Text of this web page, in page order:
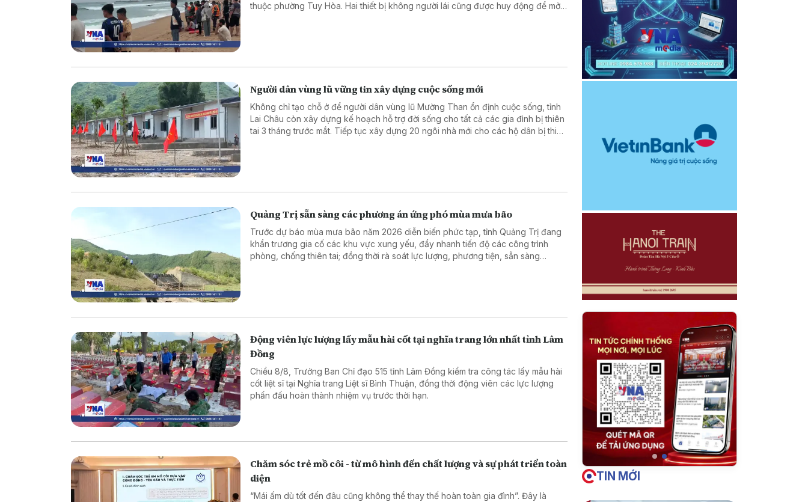
thuộc phường Tuy Hòa. Hai thiết bị không người lái cũng được huy động để mở
Người dân vùng lũ vững tin xây dựng cuộc sống mới
Không chỉ tạo chỗ ở để người dân vùng lũ Mường Than ổn định cuộc sống, tỉnh
Lai Châu còn xây dựng kế hoạch hỗ trợ đời sống cho tất cả các gia đình bị thiên
tai 3 tháng trước mắt. Tiếp tục xây dựng 20 ngôi nhà mới cho các hộ dân bị thiệt
Quảng Trị sẵn sàng các phương án ứng phó mùa mưa bão
Trước dự báo mùa mưa bão năm 2026 diễn biến phức tạp, tỉnh Quảng Trị đang
khẩn trương gia cố các khu vực xung yếu, đẩy nhanh tiến độ các công trình
phòng, chống thiên tai; đồng thời rà soát lực lượng, phương tiện, sẵn sàng
Động viên lực lượng lấy mẫu hài cốt tại nghĩa trang lớn nhất tỉnh Lâm
Đồng
Chiều 8/8, Trưởng Ban Chỉ đạo 515 tỉnh Lâm Đồng kiểm tra công tác lấy mẫu hài
cốt liệt sĩ tại Nghĩa trang Liệt sĩ Bình Thuận, đồng thời động viên các lực lượng
phấn đấu hoàn thành nhiệm vụ trước thời hạn.
Chăm sóc trẻ mồ côi - từ mô hình đến chất lượng và sự phát triển toàn
diện
“Mái ấm dù tốt đến đâu cũng không thể thay thế hoàn toàn gia đình”. Đây là
TIN MỚI